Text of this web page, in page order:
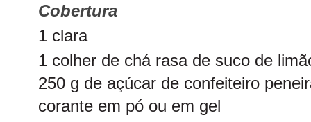
Cobertura
1 clara
1 colher de chá rasa de suco de
250 g de açúcar de confeiteiro
corante em pó ou em gel